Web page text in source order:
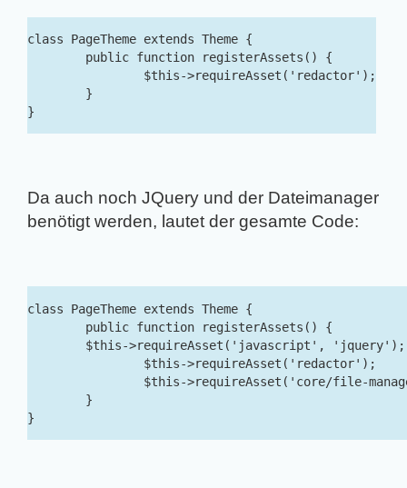
class PageTheme extends Theme {
}
Da auch noch JQuery und der Dateimanager
benötigt werden, lautet der gesamte Code:
class PageTheme extends Theme {
}